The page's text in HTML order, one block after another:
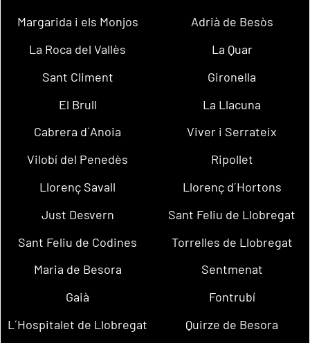
Margarida i els Monjos
Adrià de Besòs
La Roca del Vallès
La Quar
Sant Climent
Gironella
El Brull
La Llacuna
Cabrera d´Anoia
Viver i Serrateix
Vilobí del Penedès
Ripollet
Llorenç Savall
Llorenç d´Hortons
Just Desvern
Sant Feliu de Llobregat
Sant Feliu de Codines
Torrelles de Llobregat
Maria de Besora
Sentmenat
Gaià
Fontrubí
L´Hospitalet de Llobregat
Quirze de Besora